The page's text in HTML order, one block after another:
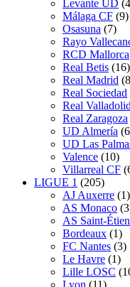
Levante UD
Málaga CF (9)
Osasuna (7)
Rayo
RCD Mallorca
Real Betis (16)
Real Madrid
Real Sociedad
Real Valladolid
Real Zaragoza
UD Almería
UD Las
Valence (10)
Villarreal CF
LIGUE 1 (205)
AJ Auxerre (1)
AS Monaco
AS Saint-
Bordeaux (1)
FC Nantes (3)
Le Havre (1)
Lille LOSC
Lyon (11)